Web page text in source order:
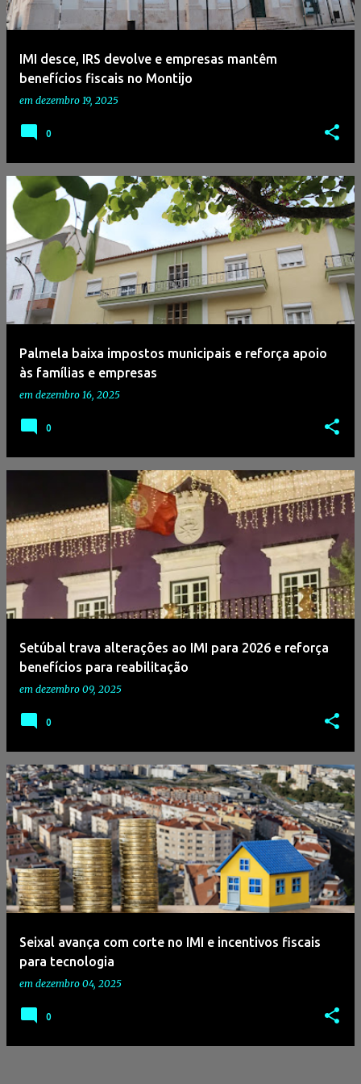
g
IMI desce, IRS devolve e empresas mantêm
benefícios fiscais no Montijo
em dezembro 19, 2025
0
Palmela baixa impostos municipais e reforça apoio
às famílias e empresas
em dezembro 16, 2025
0
Setúbal trava alterações ao IMI para 2026 e reforça
benefícios para reabilitação
em dezembro 09, 2025
0
Seixal avança com corte no IMI e incentivos fiscais
para tecnologia
em dezembro 04, 2025
0